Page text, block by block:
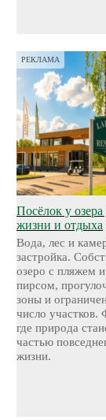
РЕКЛАМА
Посёлок у озера
жизни и отдыха
Вода, лес и
застройка.
озеро с пляжем и
пирсом,
зоны и
число участков.
где природа
частью
жизни.